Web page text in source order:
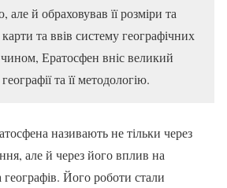
але й обраховував її розміри та
та ввів систему географічних
Ератосфен вніс великий
та її методологію.
називають не тільки через
але й через його вплив на
Його роботи стали